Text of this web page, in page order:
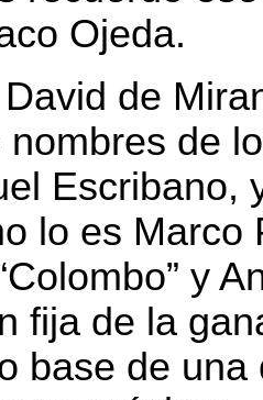
Ojeda.
de
nombres de
Escribano,
lo es
y
fija de la
base de